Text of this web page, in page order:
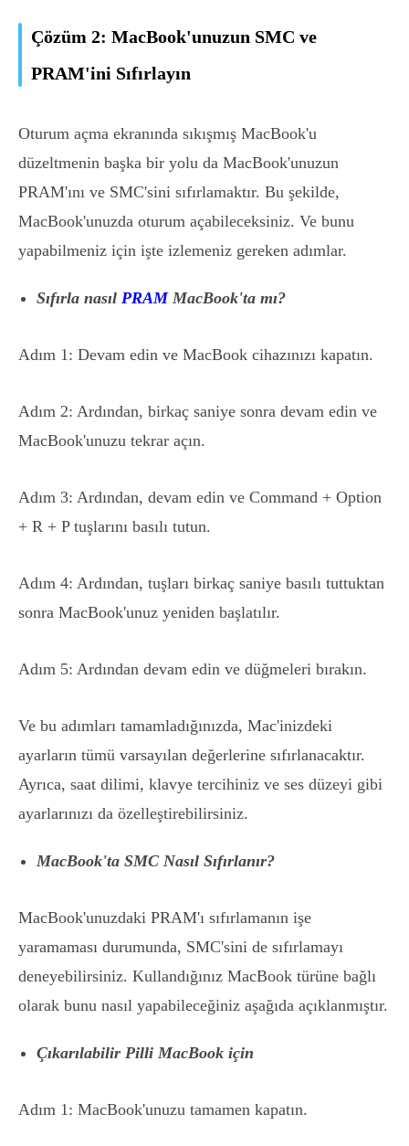
Çözüm 2: MacBook'unuzun SMC ve
PRAM'ini Sıfırlayın
Oturum açma ekranında sıkışmış MacBook'u
düzeltmenin başka bir yolu da MacBook'unuzun
PRAM'ını ve SMC'sini sıfırlamaktır. Bu şekilde,
MacBook'unuzda oturum açabileceksiniz. Ve bunu
yapabilmeniz için işte izlemeniz gereken adımlar.
Sıfırla nasıl PRAMMacBook'ta mı?
Adım 1: Devam edin ve MacBook cihazınızı kapatın.
Adım 2: Ardından, birkaç saniye sonra devam edin ve
MacBook'unuzu tekrar açın.
Adım 3: Ardından, devam edin ve Command + Option
+ R + P tuşlarını basılı tutun.
Adım 4: Ardından, tuşları birkaç saniye basılı tuttuktan
sonra MacBook'unuz yeniden başlatılır.
Adım 5: Ardından devam edin ve düğmeleri bırakın.
Ve bu adımları tamamladığınızda, Mac'inizdeki
ayarların tümü varsayılan değerlerine sıfırlanacaktır.
Ayrıca, saat dilimi, klavye tercihiniz ve ses düzeyi gibi
ayarlarınızı da özelleştirebilirsiniz.
MacBook'ta SMC Nasıl Sıfırlanır?
MacBook'unuzdaki PRAM'ı sıfırlamanın işe
yaramaması durumunda, SMC'sini de sıfırlamayı
deneyebilirsiniz. Kullandığınız MacBook türüne bağlı
olarak bunu nasıl yapabileceğiniz aşağıda açıklanmıştır.
Çıkarılabilir Pilli MacBook için
Adım 1: MacBook'unuzu tamamen kapatın.